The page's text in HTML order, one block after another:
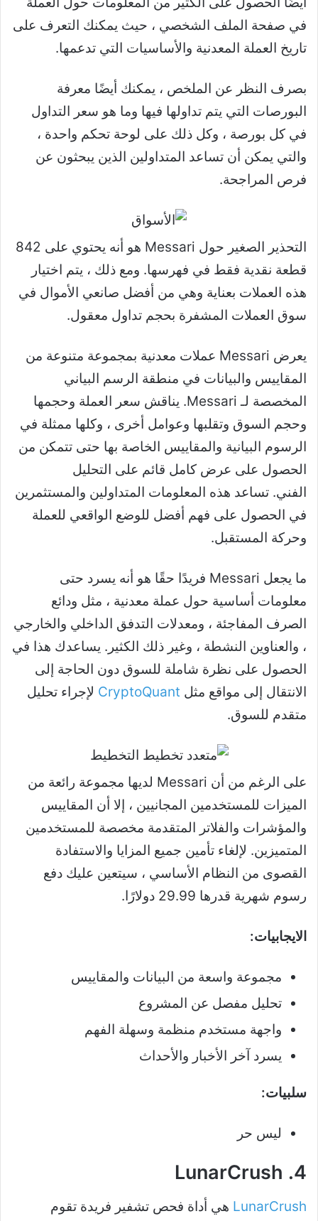
في صفحة الملف الشخصي ، حيث يمكنك التعرف على
تاريخ العملة المعدنية والأساسيات التي تدعمها.
بصرف النظر عن الملخص ، يمكنك أيضًا معرفة
البورصات التي يتم تداولها فيها وما هو سعر التداول
في كل بورصة ، وكل ذلك على لوحة تحكم واحدة ،
والتي يمكن أن تساعد المتداولين الذين يبحثون عن
فرص المراجحة.
التحذير الصغير حول Messari هو أنه يحتوي على 842
قطعة نقدية فقط في فهرسها. ومع ذلك ، يتم اختيار
هذه العملات بعناية وهي من أفضل صانعي الأموال في
سوق العملات المشفرة بحجم تداول معقول.
يعرض Messari عملات معدنية بمجموعة متنوعة من
المقاييس والبيانات في منطقة الرسم البياني
المخصصة لـ Messari. يناقش سعر العملة وحجمها
وحجم السوق وتقلبها وعوامل أخرى ، وكلها ممثلة في
الرسوم البيانية والمقاييس الخاصة بها حتى تتمكن من
الحصول على عرض كامل قائم على التحليل
الفني. تساعد هذه المعلومات المتداولين والمستثمرين
في الحصول على فهم أفضل للوضع الواقعي للعملة
وحركة المستقبل.
ما يجعل Messari فريدًا حقًا هو أنه يسرد حتى
معلومات أساسية حول عملة معدنية ، مثل ودائع
الصرف المفاجئة ، ومعدلات التدفق الداخلي والخارجي
، والعناوين النشطة ، وغير ذلك الكثير. يساعدك هذا في
الحصول على نظرة شاملة للسوق دون الحاجة إلى
الانتقال إلى مواقع مثل CryptoQuant لإجراء تحليل
متقدم للسوق.
على الرغم من أن Messari لديها مجموعة رائعة من
الميزات للمستخدمين المجانيين ، إلا أن المقاييس
والمؤشرات والفلاتر المتقدمة مخصصة للمستخدمين
المتميزين. لإلغاء تأمين جميع المزايا والاستفادة
القصوى من النظام الأساسي ، سيتعين عليك دفع
رسوم شهرية قدرها 29.99 دولارًا.
الايجابيات:
مجموعة واسعة من البيانات والمقاييس
تحليل مفصل عن المشروع
واجهة مستخدم منظمة وسهلة الفهم
يسرد آخر الأخبار والأحداث
سلبيات:
ليس حر
4. LunarCrush
LunarCrush هي أداة فحص تشفير فريدة تقوم